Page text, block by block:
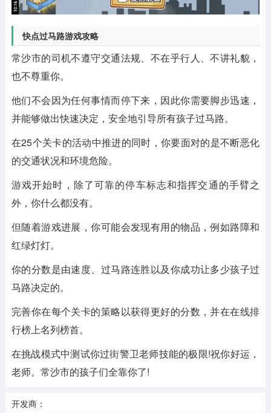
快点过马路游戏攻略
常沙市的司机不遵守交通法规、不在乎行人、不讲礼貌，
也不尊重你。
他们不会因为任何事情而停下来，因此你需要脚步迅速，
并能够做出快速决定，安全地引导所有孩子过马路。
在25个关卡的活动中推进的同时，你要面对的是不断恶化
的交通状况和环境危险。
游戏开始时，除了可靠的停车标志和指挥交通的手臂之
外，你什么都没有。
但随着游戏进展，你可能会发现有用的物品，例如路障和
红绿灯灯。
你的分数是由速度、过马路连胜以及你成功让多少孩子过
马路决定的。
完善你在每个关卡的策略以获得更好的分数，并在在线排
行榜上名列榜首。
在挑战模式中测试你过街警卫老师技能的极限!祝你好运，
老师。常沙市的孩子们全靠你了!
开发商：